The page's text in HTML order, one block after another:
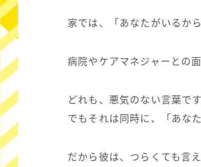
家では、「あなたがいるか
病院やケアマネジャーとの
どれも、悪気のない言葉です
でもそれは同時に、「あな
だから彼は、つらくても言